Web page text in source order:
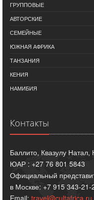
ГРУППОВЫЕ
АВТОРСКИЕ
СЕМЕЙНЫЕ
ЮЖНАЯ АФРИКА
ТАНЗАНИЯ
КЕНИЯ
НАМИБИЯ
Контакты
Баллито, Квазулу
ЮАР : +27 76 801 5843
Официальный
в Москве: +7 915 343-21-